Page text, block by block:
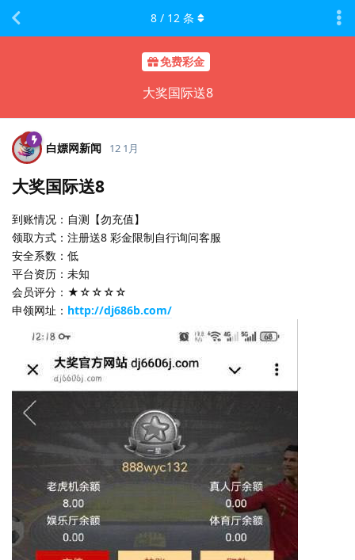
免费彩金
大奖国际送8
8 / 12 条
白嫖网新闻 12 1月
大奖国际送8
到账情况：自测【勿充值】
领取方式：注册送8 彩金限制自行询问客服
安全系数：低
平台资历：未知
会员评分：★☆☆☆☆
申领网址： http://dj686b.com/